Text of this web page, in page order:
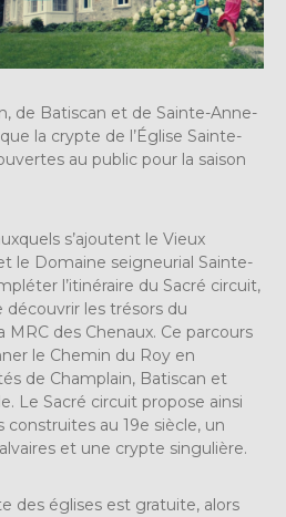
de Batiscan et de Sainte-Anne-
la crypte de l’Église Sainte-
au public pour la saison
s’ajoutent le Vieux
le Domaine seigneurial Sainte-
l’itinéraire du Sacré circuit,
découvrir les trésors du
des Chenaux. Ce parcours
le Chemin du Roy en
de Champlain, Batiscan et
Le Sacré circuit propose ainsi
au 19e siècle, un
et une crypte singulière.
des églises est gratuite, alors